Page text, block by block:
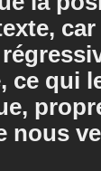
ce qui
nous